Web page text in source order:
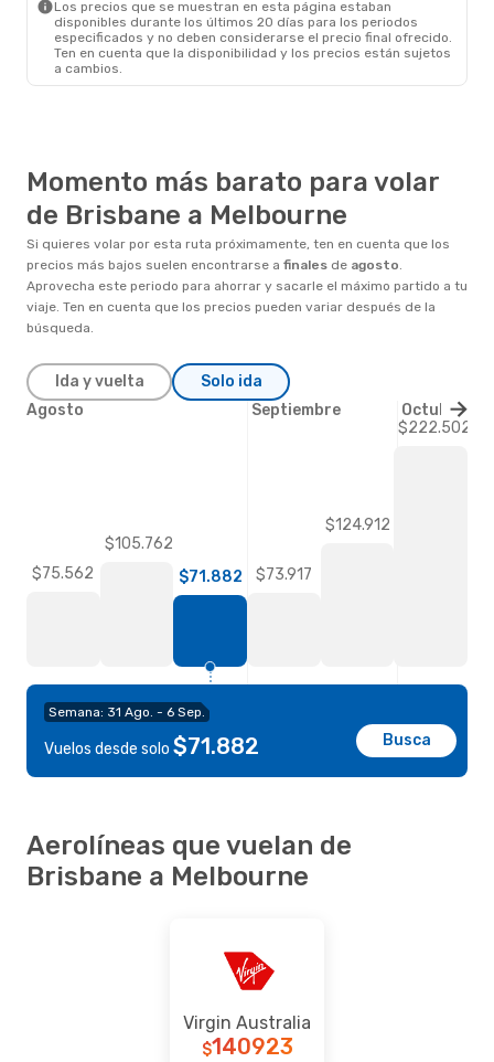
Los precios que se muestran en esta página estaban
disponibles durante los últimos 20 días para los periodos
especificados y no deben considerarse el precio final ofrecido.
Ten en cuenta que la disponibilidad y los precios están sujetos
a cambios.
Momento más barato para volar
de Brisbane a Melbourne
Si quieres volar por esta ruta próximamente, ten en cuenta que los
precios más bajos suelen encontrarse a finales de agosto.
Aprovecha este periodo para ahorrar y sacarle el máximo partido a tu
viaje. Ten en cuenta que los precios pueden variar después de la
búsqueda.
Ida y vuelta Solo ida
Semana: 31 Ago. - 6 Sep.
Vuelos desde solo $71.882 Busca
$75.562
$105.762
$71.882
$73.917
$124.912
$222.502
Agosto Septiembre Octubre
Aerolíneas que vuelan de
Brisbane a Melbourne
Virgin Australia
140923
$